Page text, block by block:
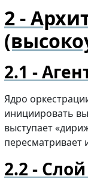
Ядро
инициировать
выступает
пересматривает